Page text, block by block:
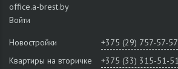
office.a-brest.by
Войти
Новостройки
+375 (29) 757-57-57
Квартиры на вторичке
+375 (33) 315-51-51